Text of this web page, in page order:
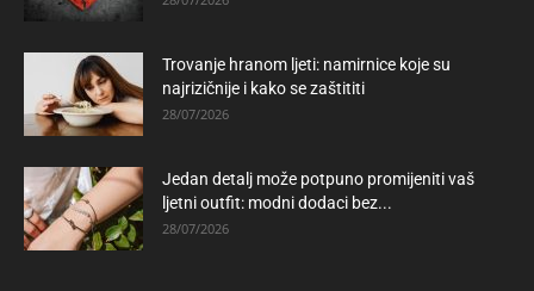
Trovanje hranom ljeti: namirnice koje su
najrizičnije i kako se zaštititi
28/07/2026
Jedan detalj može potpuno promijeniti vaš
ljetni outfit: modni dodaci bez...
28/07/2026